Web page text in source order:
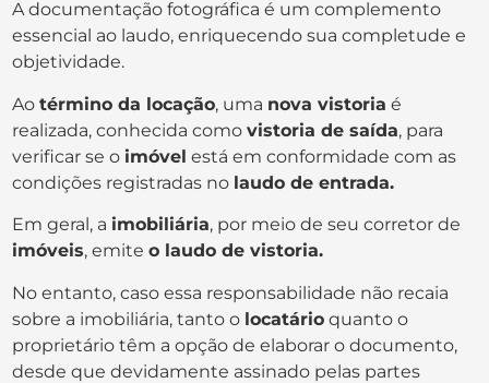
A documentação fotográfica é um complemento
essencial ao laudo, enriquecendo sua completude e
objetividade.
Aotérmino da locação, uma nova vistoria é
realizada, conhecida comovistoria de saída, para
verificar se o imóvel está em conformidade com as
condições registradas no laudo de entrada.
Em geral, a imobiliária, por meio de seu corretor de
imóveis, emiteo laudo de vistoria.
No entanto, caso essa responsabilidade não recaia
sobre a imobiliária, tanto o locatário quanto o
proprietário têm a opção de elaborar o documento,
desde que devidamente assinado pelas partes